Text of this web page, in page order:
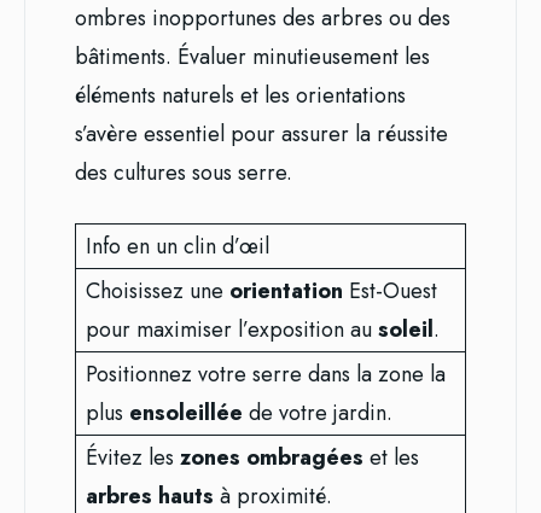
ombres inopportunes des arbres ou des
bâtiments. Évaluer minutieusement les
éléments naturels et les orientations
s’avère essentiel pour assurer la réussite
des cultures sous serre.
Info en un clin d’œil
Choisissez une orientation Est-Ouest
pour maximiser l’exposition ausoleil.
Positionnez votre serre dans la zone la
plus ensoleillée de votre jardin.
Évitez les zones ombragées et les
arbres hauts à proximité.